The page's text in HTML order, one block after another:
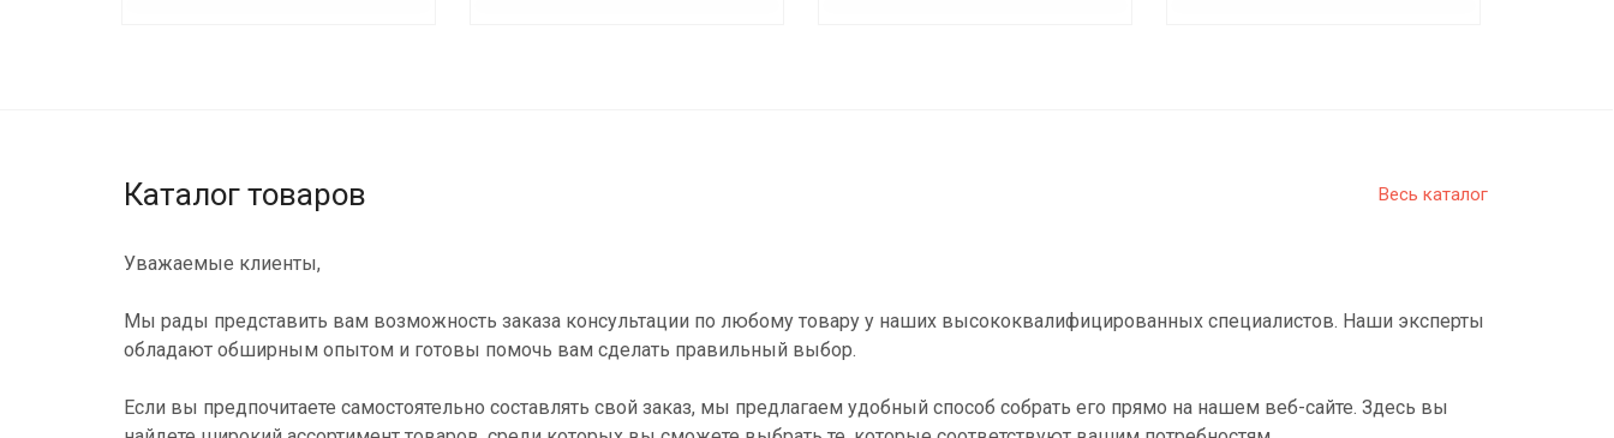
Весь каталог
Каталог товаров
Уважаемые клиенты,
Мы рады представить вам возможность заказа консультации по любому товару у наших высококвалифицированных специалистов. Наши эксперты
обладают обширным опытом и готовы помочь вам сделать правильный выбор.
Если вы предпочитаете самостоятельно составлять свой заказ, мы предлагаем удобный способ собрать его прямо на нашем веб-сайте. Здесь вы